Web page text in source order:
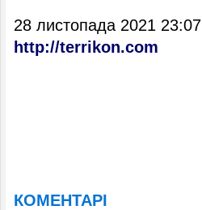
28 листопада 2021 23:07
http://terrikon.com
КОМЕНТАРІ